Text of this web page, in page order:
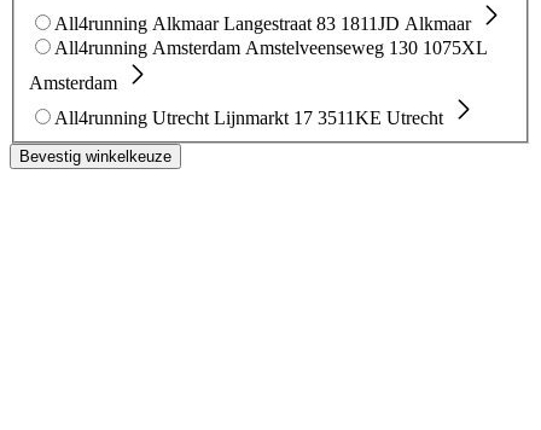
All4running Alkmaar Langestraat 83 1811JD Alkmaar
All4running Amsterdam Amstelveenseweg 130 1075XL
Amsterdam
All4running Utrecht Lijnmarkt 17 3511KE Utrecht
Bevestig winkelkeuze